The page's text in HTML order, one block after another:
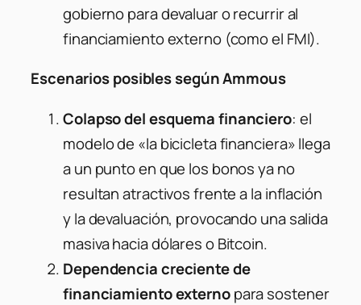
gobierno para devaluar o recurrir al
financiamiento externo (como el FMI).
Escenarios posibles según Ammous
Colapso del esquema financiero: el
modelo de «la bicicleta financiera» llega
a un punto en que los bonos ya no
resultan atractivos frente a la inflación
y la devaluación, provocando una salida
masiva hacia dólares o Bitcoin.
Dependencia creciente de
financiamiento externopara sostener